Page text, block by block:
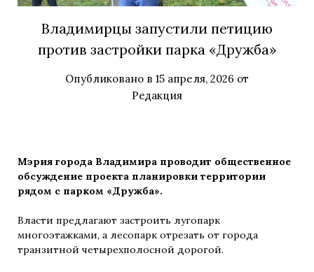
Владимирцы запустили петицию
против застройки парка «Дружба»
Опубликовано в 15 апреля, 2026 от
Редакция
Мэрия города Владимира проводит общественное
обсуждение проекта планировки территории
рядом с парком «Дружба».
Власти предлагают застроить лугопарк
многоэтажками, а лесопарк отрезать от города
транзитной четырехполосной дорогой.